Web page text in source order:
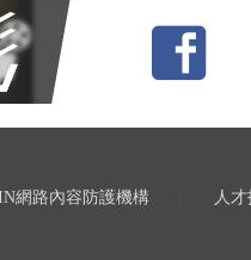
網路內容防護機構 人